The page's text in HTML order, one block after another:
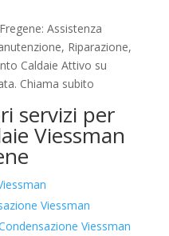
Assistenza
Riparazione,
Caldaie Attivo su
Chiama subito
servizi per
Viessman
Viessman
Viessman